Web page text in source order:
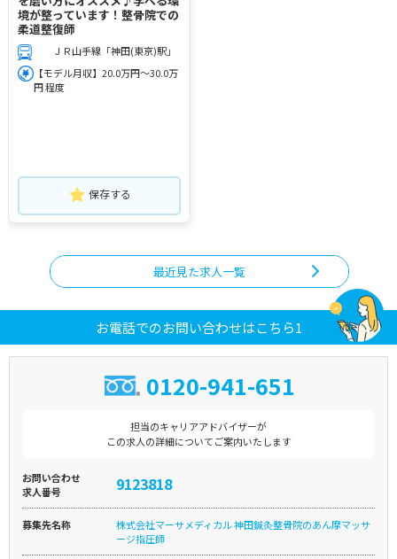
境が整っています！整骨院での
柔道整復師
ＪＲ山手線「神田(東京)駅」
【モデル月収】20.0万円～30.0万
円 程度
保存する
最近見た求人一覧
お電話でのお問い合わせはこちら1
0120-941-651
担当のキャリアアドバイザーが
この求人の詳細についてご案内いたします
お問い合わせ
求人番号
9123818
募集先名称
株式会社マーサメディカル 神田鍼灸整骨院のあん摩マッサ
ージ指圧師